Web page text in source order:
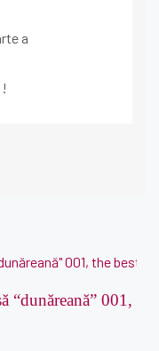
a
“dunăreană” 001,